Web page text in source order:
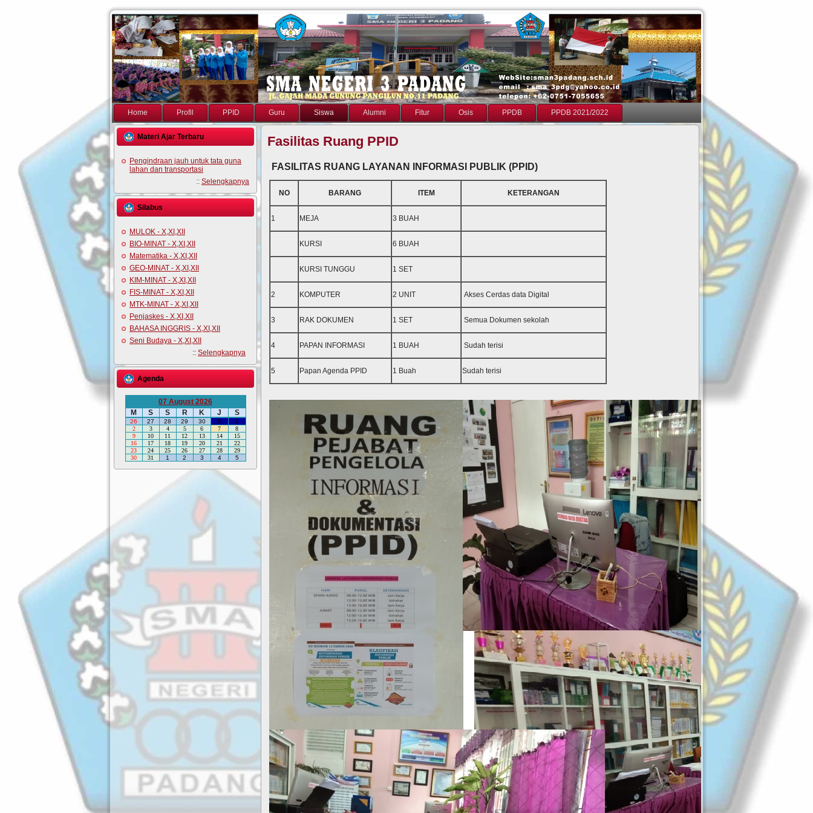
Home Profil PPID Guru Siswa Alumni Fitur Osis PPDB PPDB 2021/2022
Materi Ajar Terbaru
Pengindraan jauh untuk tata guna
lahan dan transportasi
:: Selengkapnya
Silabus
MULOK - X,XI,XII
BIO-MINAT - X,XI,XII
Matematika - X,XI,XII
GEO-MINAT - X,XI,XII
KIM-MINAT - X,XI,XII
FIS-MINAT - X,XI,XII
MTK-MINAT - X,XI,XII
Penjaskes - X,XI,XII
BAHASA INGGRIS - X,XI,XII
Seni Budaya - X,XI,XII
:: Selengkapnya
Agenda
07 August 2026
M
S S R K J S
26 27 28 29 30 31
1
2
3 4 5 6 7
8
9
10 11 12 13 14
15
16
17 18 19 20 21
22
23
24 25 26 27 28
29
30
31 1 2 3 4 5
Fasilitas Ruang PPID
FASILITAS RUANG LAYANAN INFORMASI PUBLIK (PPID)
NO BARANG ITEM KETERANGAN
1 MEJA 3 BUAH
KURSI 6 BUAH
KURSI TUNGGU 1 SET
2 KOMPUTER 2 UNIT Akses Cerdas data Digital
3 RAK DOKUMEN 1 SET Semua Dokumen sekolah
4 PAPAN INFORMASI 1 BUAH Sudah terisi
5 Papan Agenda PPID 1 Buah Sudah terisi